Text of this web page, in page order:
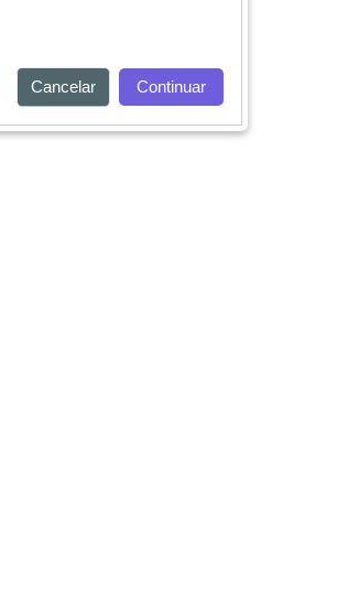
Cancelar Continuar